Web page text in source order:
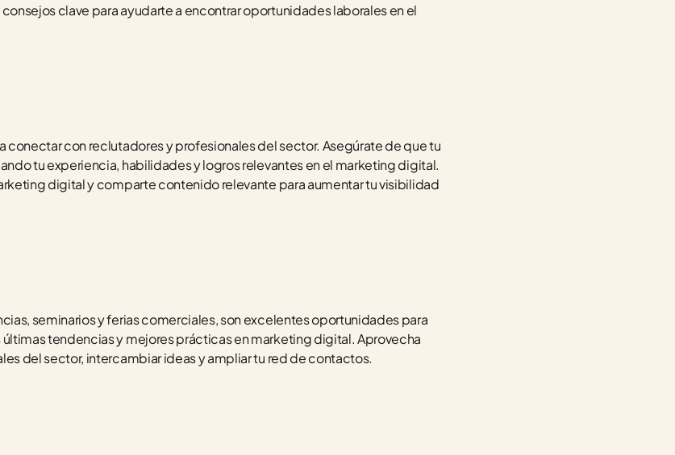
consejos clave para ayudarte a encontrar oportunidades laborales en el
conectar con reclutadores y profesionales del sector. Asegúrate de que tu
tu experiencia, habilidades y logros relevantes en el marketing digital.
digital y comparte contenido relevante para aumentar tu visibilidad
seminarios y ferias comerciales, son excelentes oportunidades para
tendencias y mejores prácticas en marketing digital. Aprovecha
del sector, intercambiar ideas y ampliar tu red de contactos.